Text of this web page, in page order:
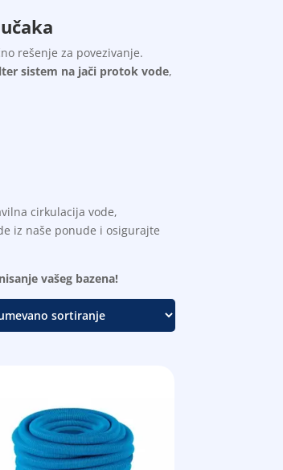
rešenje za povezivanje.
sistem na jači protok vode,
cirkulacija vode,
iz naše ponude i osigurajte
vašeg bazena!